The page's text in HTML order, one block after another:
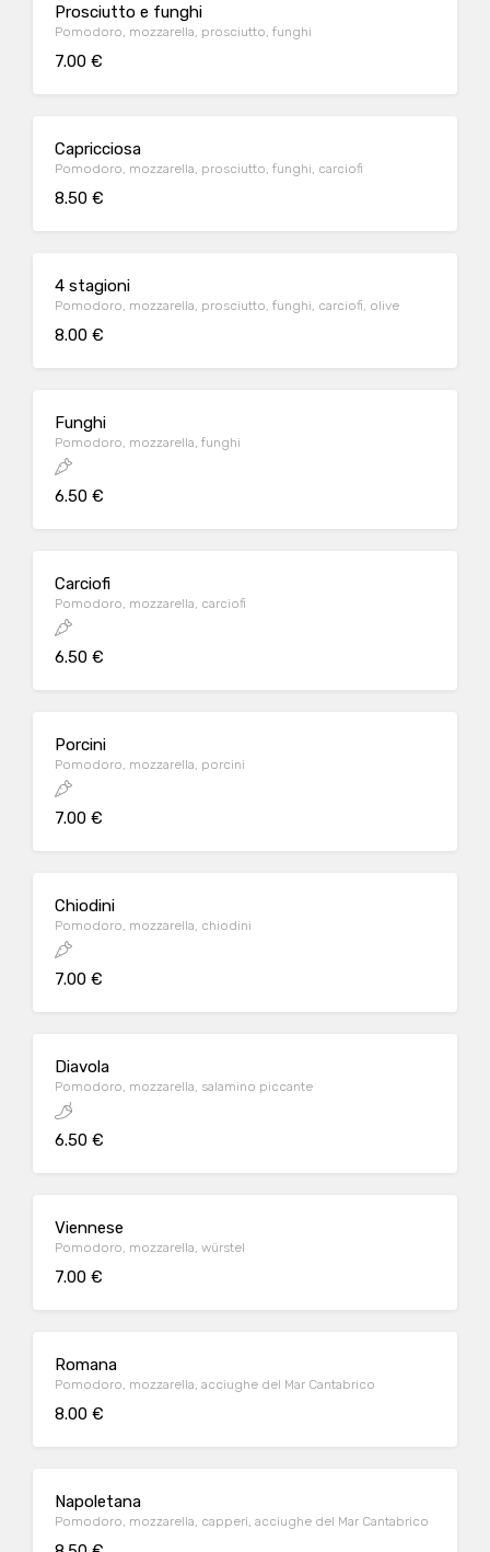
Prosciutto e funghi
Pomodoro, mozzarella, prosciutto, funghi
7.00 €
Capricciosa
Pomodoro, mozzarella, prosciutto, funghi, carciofi
8.50 €
4 stagioni
Pomodoro, mozzarella, prosciutto, funghi, carciofi, olive
8.00 €
Funghi
Pomodoro, mozzarella, funghi
6.50 €
Carciofi
Pomodoro, mozzarella, carciofi
6.50 €
Porcini
Pomodoro, mozzarella, porcini
7.00 €
Chiodini
Pomodoro, mozzarella, chiodini
7.00 €
Diavola
Pomodoro, mozzarella, salamino piccante
6.50 €
Viennese
Pomodoro, mozzarella, würstel
7.00 €
Romana
Pomodoro, mozzarella, acciughe del Mar Cantabrico
8.00 €
Napoletana
Pomodoro, mozzarella, capperi, acciughe del Mar Cantabrico